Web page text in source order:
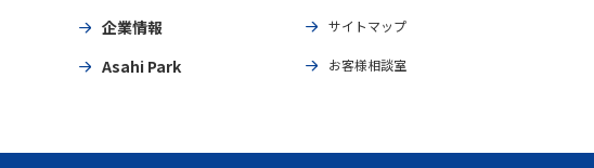
企業情報
Asahi Park
サイトマップ
お客様相談室